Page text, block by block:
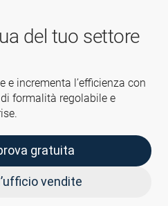
del tuo settore
e incrementa l’efficienza con
formalità regolabile e
gratuita
vendite